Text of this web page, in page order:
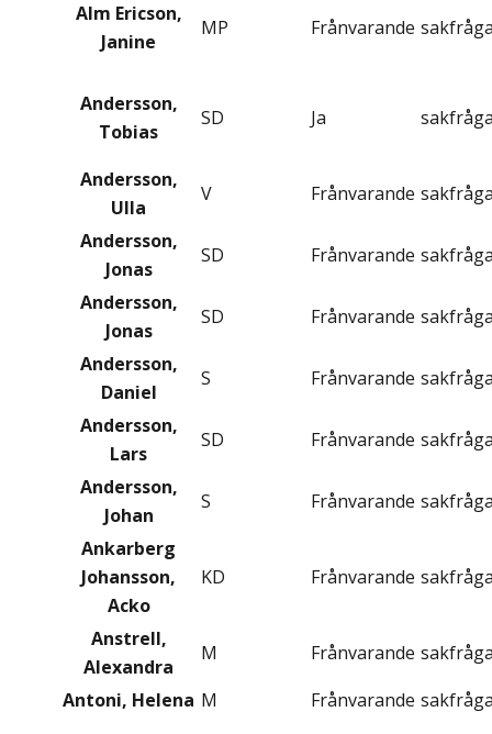
Alm Ericson,
Janine
MP Frånvarande
Andersson,
Tobias
SD Ja
Andersson,
Ulla
V Frånvarande
Andersson,
Jonas
SD Frånvarande
Andersson,
Jonas
SD Frånvarande
Andersson,
Daniel
S Frånvarande
Andersson,
Lars
SD Frånvarande
Andersson,
Johan
S Frånvarande
Ankarberg
Johansson,
Acko
KD Frånvarande
Anstrell,
Alexandra
M Frånvarande
Antoni, Helena M Frånvarande